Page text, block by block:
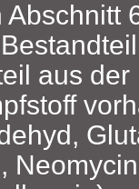
Abschnitt
aus